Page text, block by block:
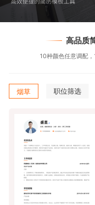
高品质
10种颜色任意调配
烟草 职位筛选